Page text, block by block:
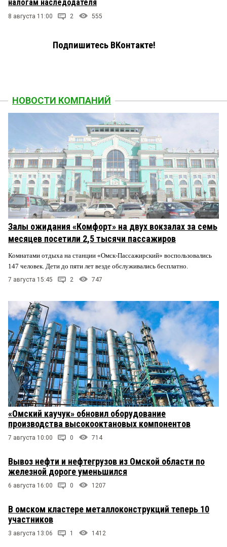
налогам наследодателя
8 августа 11:00 2 555
Подпишитесь ВКонтакте!
НОВОСТИ КОМПАНИЙ
Залы ожидания «Комфорт» на двух вокзалах за семь
месяцев посетили 2,5 тысячи пассажиров
Комнатами отдыха на станции «Омск-Пассажирский» воспользовались
147 человек. Дети до пяти лет везде обслуживались бесплатно.
7 августа 15:45 2 747
«Омский каучук» обновил оборудование
производства высокооктановых компонентов
7 августа 10:00 0 714
Вывоз нефти и нефтегрузов из Омской области по
железной дороге уменьшился
6 августа 16:00 0 1207
В омском кластере металлоконструкций теперь 10
участников
3 августа 13:06 1 1412